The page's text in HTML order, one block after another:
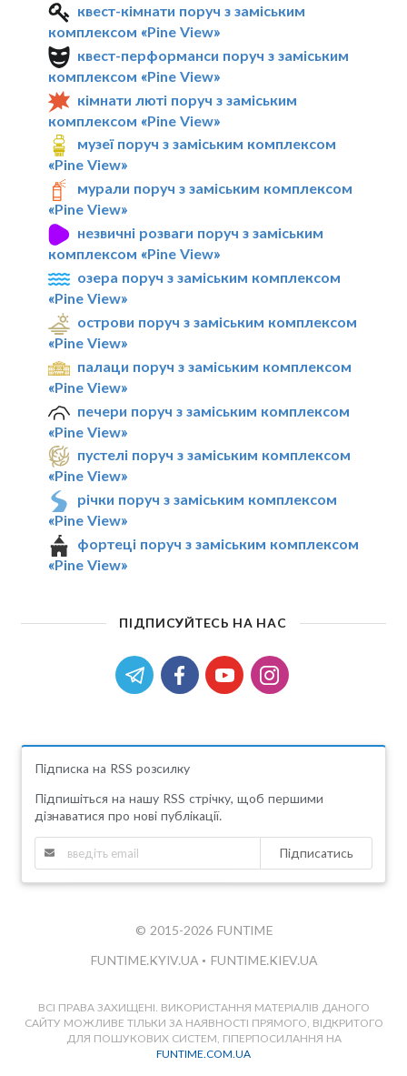
квест-кімнати поруч з заміським
комплексом «Pine View»
квест-перформанси поруч з заміським
комплексом «Pine View»
кімнати люті поруч з заміським
комплексом «Pine View»
музеї поруч з заміським комплексом
«Pine View»
мурали поруч з заміським комплексом
«Pine View»
незвичні розваги поруч з заміським
комплексом «Pine View»
озера поруч з заміським комплексом
«Pine View»
острови поруч з заміським комплексом
«Pine View»
палаци поруч з заміським комплексом
«Pine View»
печери поруч з заміським комплексом
«Pine View»
пустелі поруч з заміським комплексом
«Pine View»
річки поруч з заміським комплексом
«Pine View»
фортеці поруч з заміським комплексом
«Pine View»
ПІДПИСУЙТЕСЬ НА НАС
Підписка на RSS розсилку
Підпишіться на нашу RSS стрічку, щоб першими
дізнаватися про нові публікації.
Підписатись
© 2015-2026 FUNTIME
FUNTIME.KYIV.UA • FUNTIME.KIEV.UA
ВСІ ПРАВА ЗАХИЩЕНІ. ВИКОРИСТАННЯ МАТЕРІАЛІВ ДАНОГО
САЙТУ МОЖЛИВЕ ТІЛЬКИ ЗА НАЯВНОСТІ ПРЯМОГО, ВІДКРИТОГО
ДЛЯ ПОШУКОВИХ СИСТЕМ, ГІПЕРПОСИЛАННЯ НА
FUNTIME.COM.UA